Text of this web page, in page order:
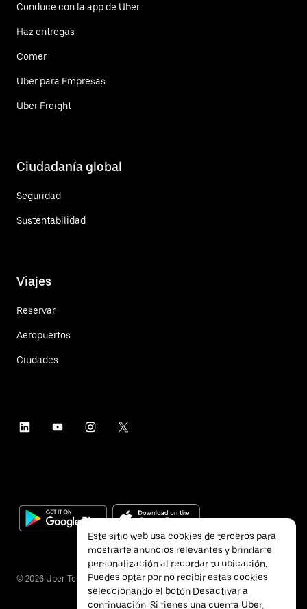
Conduce con la app de Uber
Haz entregas
Comer
Uber para Empresas
Uber Freight
Ciudadanía global
Seguridad
Sustentabilidad
Viajes
Reservar
Aeropuertos
Ciudades
© 2026 Uber Technologies Inc.
Este sitio web usa cookies de terceros para
mostrarte anuncios relevantes y brindarte
personalización al recordar tu ubicación.
Puedes optar por no recibir estas cookies
seleccionando el botón Desactivar a
continuación. Si tienes una cuenta Uber,